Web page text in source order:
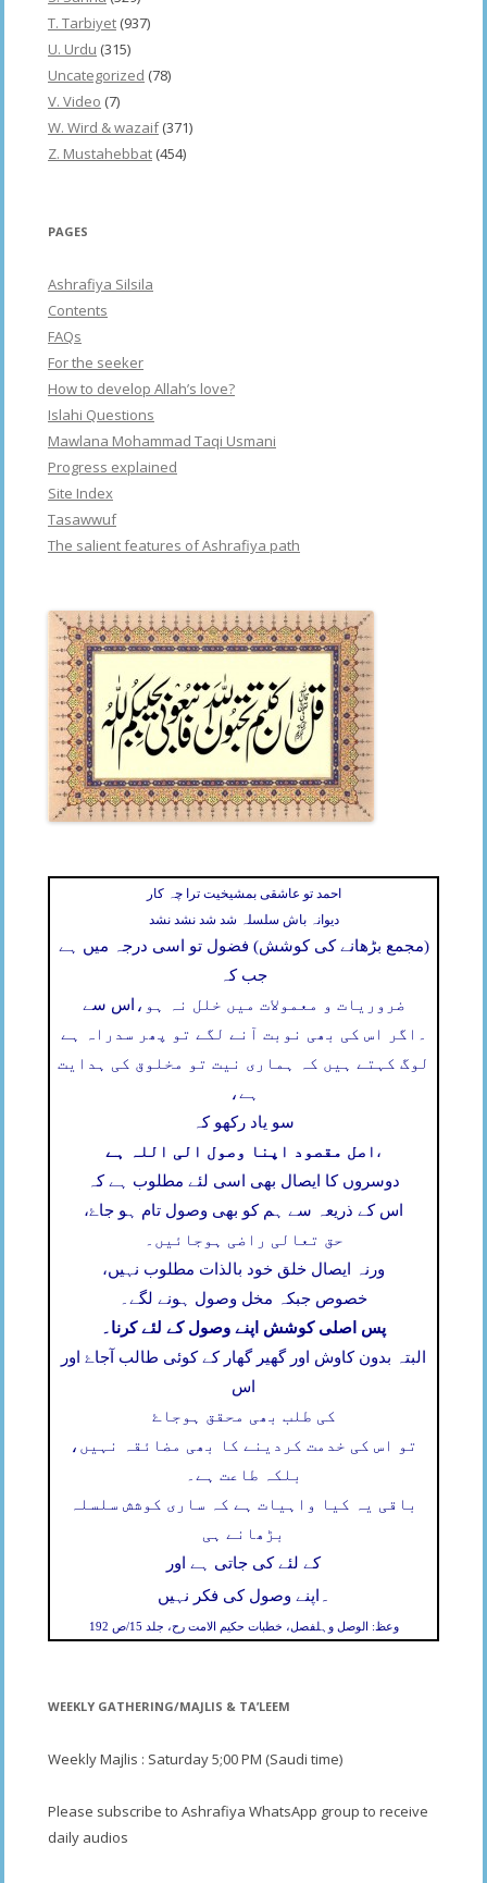
T. Tarbiyet (937)
U. Urdu (315)
Uncategorized (78)
V. Video (7)
W. Wird & wazaif(371)
Z. Mustahebbat (454)
PAGES
Ashrafiya Silsila
Contents
FAQs
For the seeker
How to develop Allah’s love?
Islahi Questions
Mawlana Mohammad Taqi Usmani
Progress explained
Site Index
Tasawwuf
The salient features of Ashrafiya path
احمد تو عاشقی بمشیخیت ترا چہ کار
دیوانہ باش سلسلہ شد شد نشد نشد
(مجمع بڑھانے کی کوشش) فضول تو اسی درجہ میں ہے
جب کہ
اس سے ضروریات و معمولات میں خلل نہ ہو،
اگر اس کی بھی نوبت آنے لگے تو پھر سدراہ ہے
لوگ کہتے ہیں کہ ہماری نیت تو مخلوق کی ہدایت
ہے،
سو یاد رکھو کہ
اصل مقصود اپنا وصول الی اللہ ہے ،
دوسروں کا ایصال بھی اسی لئے مطلوب ہے کہ
اس کے ذریعہ سے ہم کو بھی وصول تام ہو جاۓ،
حق تعالی راضی ہوجائیں۔
ورنہ ایصال خلق خود بالذات مطلوب نہیں،
خصوص جبکہ مخل وصول ہونے لگے۔
پس اصلی کوشش اپنے وصول کے لئے کرنا۔
البتہ بدون کاوش اور گھیر گھار کے کوئی طالب آجاۓ اور
اس
کی طلب بھی محقق ہوجاۓ
تو اس کی خدمت کردینے کا بھی مضائقہ نہیں،
بلکہ طاعت ہے۔
باقی یہ کیا واہیات ہے کہ ساری کوشش سلسلہ
بڑھانے ہی
کے لئے کی جاتی ہے اور
اپنے وصول کی فکر نہیں ۔
وعظ: الوصل وہلفصل، خطبات حکیم الامت رح، جلد 15/ص 192
WEEKLY GATHERING/MAJLIS & TA’LEEM
Weekly Majlis : Saturday 5;00 PM (Saudi time)
Please subscribe to Ashrafiya WhatsApp group to receive
daily audios